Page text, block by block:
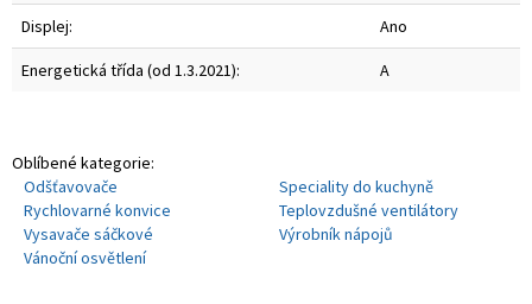
Displej: Ano
Energetická třída (od 1.3.2021): A
Oblíbené kategorie:
Odšťavovače
Speciality do kuchyně
Rychlovarné konvice
Teplovzdušné ventilátory
Vysavače sáčkové
Výrobník nápojů
Vánoční osvětlení